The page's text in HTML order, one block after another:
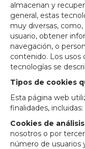
almacenan y
general, estas
muy diversas,
usuario, obtener
navegación, o
contenido. Los usos
tecnologías se
Tipos de cookies
Esta página web
finalidades, incluidas:
Cookies de
nosotros o por
número de usuarios